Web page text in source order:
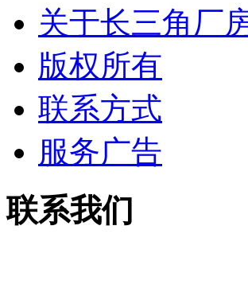
关于长三角厂
版权所有
联系方式
服务广告
联系我们